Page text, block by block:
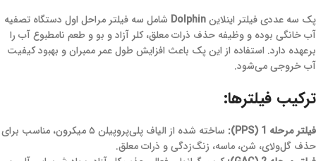
پک سه عددی فیلتر اینلاینDolphin شامل سه فیلتر مراحل اول دستگاه تصفیه
آب خانگی بوده و وظیفه حذف ذرات معلق، کلر آزاد و بو و طعم نامطبوع آب را
برعهده دارد. استفاده از این پک باعث افزایش طول عمر ممبران و بهبود کیفیت
آب خروجی می‌شود.
ترکیب فیلترها:
فیلتر مرحله 1 (PPS):
ساخته شده از الیاف پلی‌پروپیلن ۵ میکرون، مناسب برای
حذف گل‌ولای، شن، ماسه، زنگ‌زدگی و ذرات معلق.